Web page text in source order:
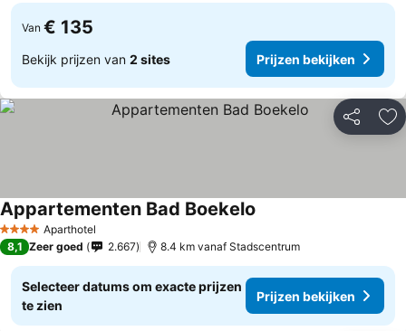
Van € 135
Bekijk prijzen van 2 sites Prijzen bekijken
Delen
4 SterrenAparthotel
Appartementen Bad Boekelo
8,1 Zeer goed 2.667 8.4 km vanaf Stadscentrum
Selecteer datums om exacte prijzen
te zien
Prijzen bekijken